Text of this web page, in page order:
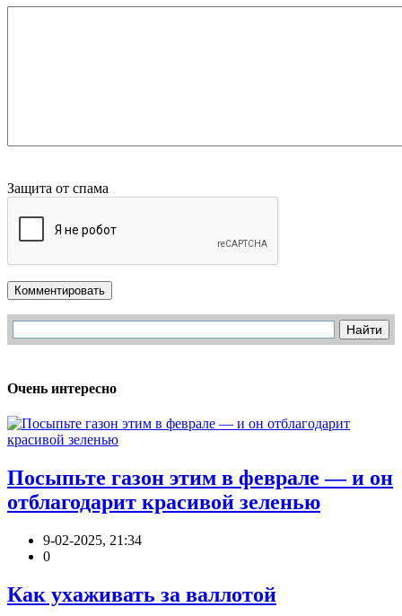
Защита от спама
Комментировать
Очень интересно
Посыпьте газон этим в феврале — и он
отблагодарит красивой зеленью
9-02-2025, 21:34
0
Как ухаживать за валлотой